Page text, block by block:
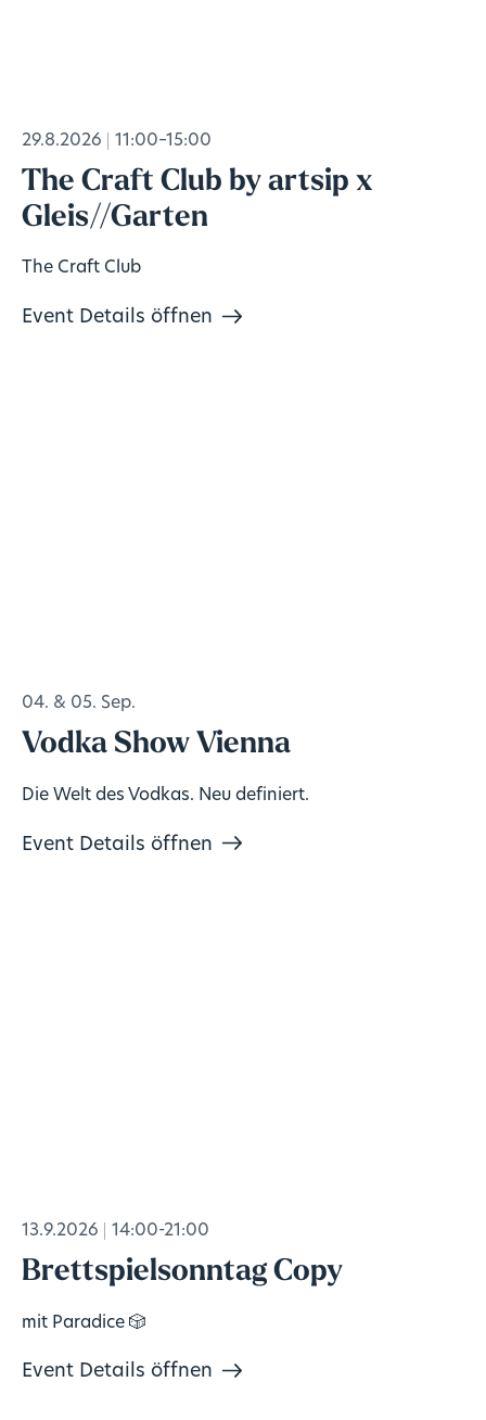
29.8.2026 11:00–15:00
The Craft Club by artsip x
Gleis//Garten
The Craft Club
Event Details öffnen
04. & 05. Sep.
Vodka Show Vienna
Die Welt des Vodkas. Neu definiert.
Event Details öffnen
13.9.2026 14:00-21:00
Brettspielsonntag Copy
mit Paradice 🎲
Event Details öffnen